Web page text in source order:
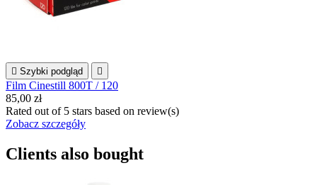
 Szybki podgląd 
Film Cinestill 800T / 120
85,00 zł
Rated out of 5 stars based on review(s)
Zobacz szczegóły
Clients also bought